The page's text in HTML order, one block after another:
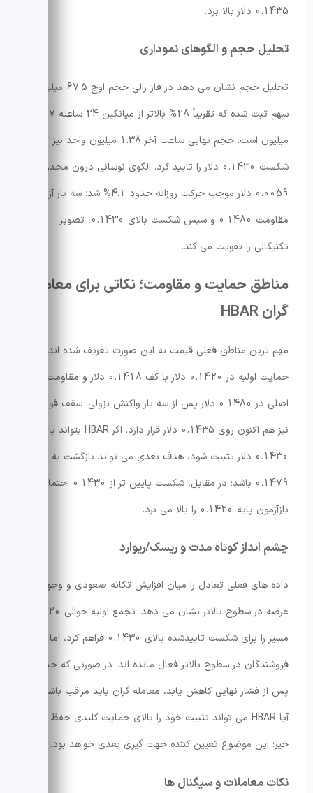
0.1435 دلار بالا برد.
تحلیل حجم و الگوهای نموداری
تحلیل حجم نشان می دهد در فاز رالی حجم اوج 67.5 میلیون
سهم ثبت شده که تقریباً 28% بالاتر از میانگین 24 ساعته 52.7
میلیون است. حجم نهاییِ ساعت آخر 1.38 میلیون واحد نیز
شکست 0.1430 دلار را تایید کرد. الگوی نوسانی درون محدوده
0.0059 دلار موجب حرکت روزانه حدود 4.1% شد؛ سه بار آزمون
مقاومت 0.1480 و سپس شکست بالای 0.1430، تصویر
تکنیکالی را تقویت می کند.
مناطق حمایت و مقاومت؛ نکاتی برای معامله
گران HBAR
مهم ترین مناطق فعلی قیمت به این صورت تعریف شده اند:
حمایت اولیه در 0.1420 دلار با کف 0.1418 دلار و مقاومت
اصلی در 0.1480 دلار پس از سه بار واکنش نزولی. سقف فوری
نیز هم اکنون روی 0.1435 دلار قرار دارد. اگر HBAR بتواند بالای
0.1430 دلار تثبیت شود، هدف بعدی می تواند بازگشت به اوج
0.1479 باشد؛ در مقابل، شکست پایین تر از 0.1430 احتمال
بازآزمون پایه 0.1420 را بالا می برد.
چشم انداز کوتاه مدت و ریسک/ریوارد
داده های فعلی تعادل را میان افزایش تکانه صعودی و وجود
عرضه در سطوح بالاتر نشان می دهد. تجمع اولیه حوالی 0.1420
مسیر را برای شکست تاییدشده بالای 0.1430 فراهم کرد، اما
فروشندگان در سطوح بالاتر فعال مانده اند. در صورتی که حجم
پس از فشار نهایی کاهش یابد، معامله گران باید مراقب باشند که
آیا HBAR می تواند تثبیت خود را بالای حمایت کلیدی حفظ کند یا
خیر؛ این موضوع تعیین کننده جهت گیری بعدی خواهد بود.
نکات معاملات و سیگنال ها